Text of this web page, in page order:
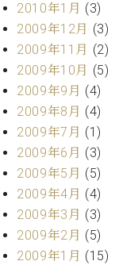
2010年1月 (3)
2009年12月 (3)
2009年11月 (2)
2009年10月 (5)
2009年9月 (4)
2009年8月 (4)
2009年7月 (1)
2009年6月 (3)
2009年5月 (5)
2009年4月 (4)
2009年3月 (3)
2009年2月 (5)
2009年1月 (15)